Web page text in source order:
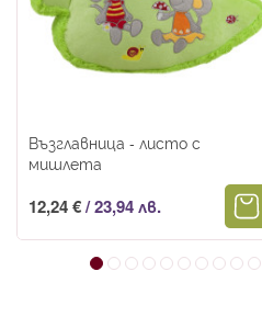
Възглавница - листо с
мишлета
12,24 €/23,94 лв.